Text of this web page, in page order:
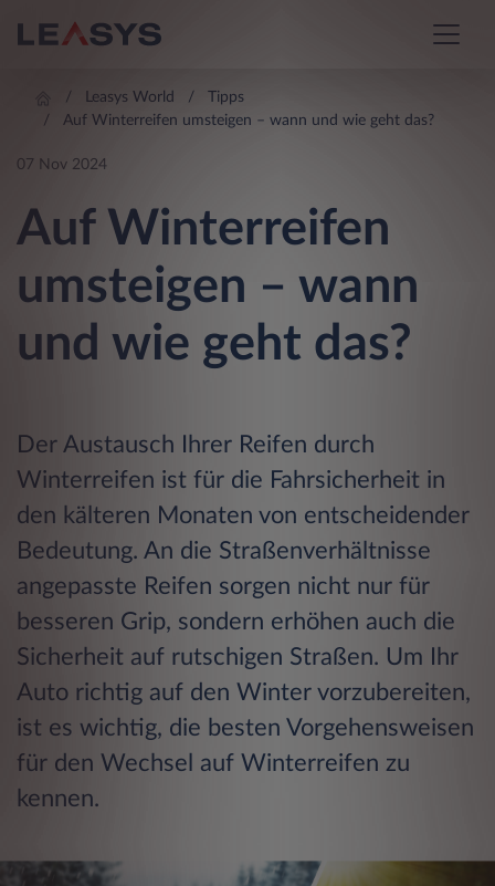
Leasys World
Tipps
Auf Winterreifen umsteigen – wann und wie geht das?
07 Nov 2024
Auf Winterreifen
umsteigen – wann
und wie geht das?
Der Austausch Ihrer Reifen durch
Winterreifen ist für die Fahrsicherheit in
den kälteren Monaten von entscheidender
Bedeutung. An die Straßenverhältnisse
angepasste Reifen sorgen nicht nur für
besseren Grip, sondern erhöhen auch die
Sicherheit auf rutschigen Straßen. Um Ihr
Auto richtig auf den Winter vorzubereiten,
ist es wichtig, die besten Vorgehensweisen
für den Wechsel auf Winterreifen zu
kennen.